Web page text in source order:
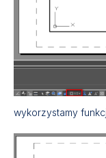
wykorzystamy